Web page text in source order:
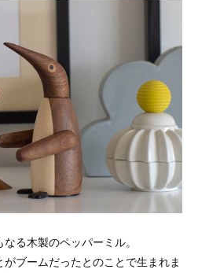
る木製のペッパーミル。
ブームだったとのことで生まれま